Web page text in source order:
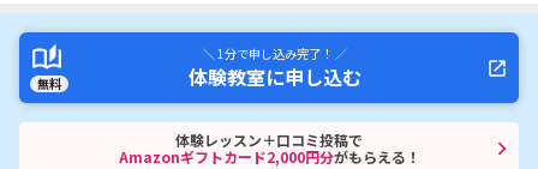
無料
＼ 1分で申し込み完了！ ／
体験教室に申し込む
体験レッスン＋口コミ投稿で
Amazonギフトカード2,000円分がもらえる！